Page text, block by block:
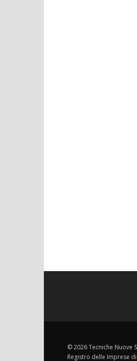
© 2026 Tecniche Nuove
Registro delle Imprese